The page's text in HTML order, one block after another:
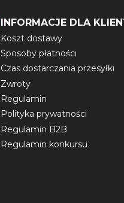
INFORMACJE DLA
Koszt dostawy
Sposoby płatności
Czas dostarczania przesyłki
Zwroty
Regulamin
Polityka prywatności
Regulamin B2B
Regulamin konkursu